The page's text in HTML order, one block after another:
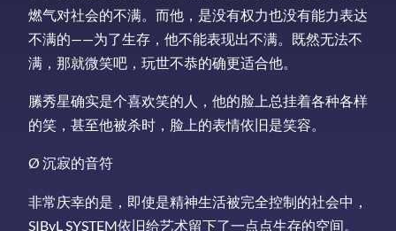
燃气对社会的不满。而他，是没有权力也没有能力表达
不满的——为了生存，他不能表现出不满。既然无法不
满，那就微笑吧，玩世不恭的确更适合他。
縢秀星确实是个喜欢笑的人，他的脸上总挂着各种各样
的笑，甚至他被杀时，脸上的表情依旧是笑容。
Ø 沉寂的音符
非常庆幸的是，即使是精神生活被完全控制的社会中，
SIByL SYSTEM依旧给艺术留下了一点点生存的空间。